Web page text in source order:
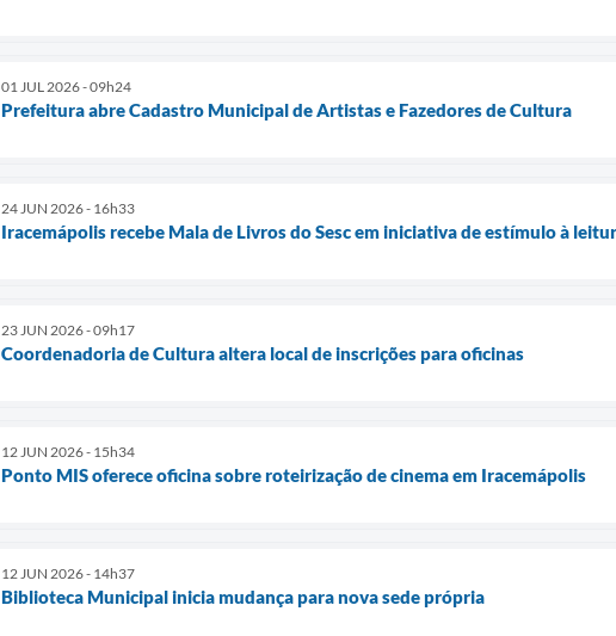
01 JUL 2026 - 09h24
Prefeitura abre Cadastro Municipal de Artistas e Fazedores de Cultura
24 JUN 2026 - 16h33
Iracemápolis recebe Mala de Livros do Sesc em iniciativa de estímulo à
23 JUN 2026 - 09h17
Coordenadoria de Cultura altera local de inscrições para oficinas
12 JUN 2026 - 15h34
Ponto MIS oferece oficina sobre roteirização de cinema em Iracemápolis
12 JUN 2026 - 14h37
Biblioteca Municipal inicia mudança para nova sede própria